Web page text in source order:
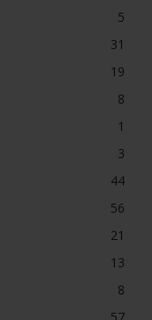
5
31
19
8
1
3
44
56
21
13
8